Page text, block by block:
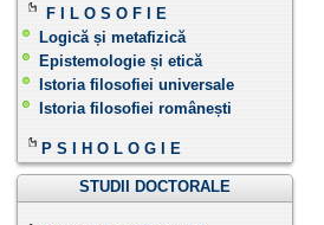
F I L O S O F I E
Logică și metafizică
Epistemologie și etică
Istoria filosofiei universale
Istoria filosofiei românești
P S I H O L O G I E
STUDII DOCTORALE